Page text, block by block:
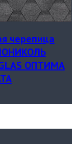
черепица
ОПТИМА